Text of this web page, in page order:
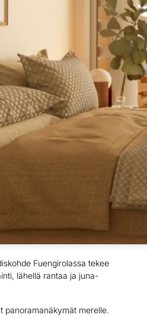
Fuengirolassa tekee
lähellä rantaa ja juna-
panoramanäkymät merelle.